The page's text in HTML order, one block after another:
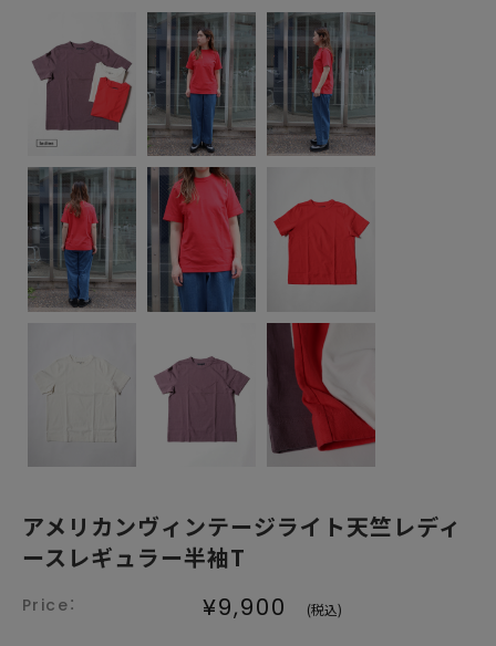
アメリカンヴィンテージライト天竺レディ
ースレギュラー半袖T
¥9,900
(税込)